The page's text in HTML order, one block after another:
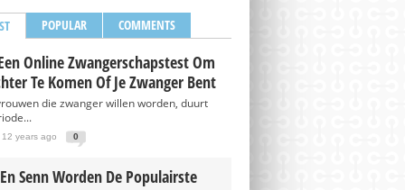
POPULAR COMMENTS
Online Zwangerschapstest Om
Te Komen Of Je Zwanger Bent
die zwanger willen worden, duurt
12 years ago 0
Senn Worden De Populairste